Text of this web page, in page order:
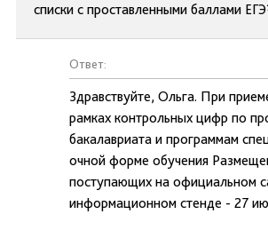
списки с проставленными баллами
Ответ:
Здравствуйте, Ольга. При
рамках контрольных цифр по
бакалавриата и программам
очной форме обучения
поступающих на официальном
информационном стенде - 27